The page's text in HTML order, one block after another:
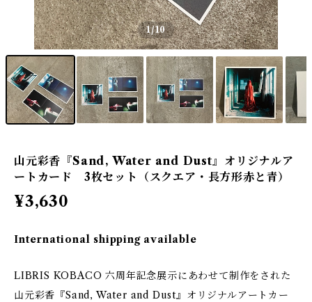
1/10
山元彩香『Sand, Water and Dust』オリジナルア
ートカード 3枚セット（スクエア・長方形赤と青）
¥3,630
International shipping available
LIBRIS KOBACO 六周年記念展示にあわせて制作をされた
山元彩香『Sand, Water and Dust』オリジナルアートカー